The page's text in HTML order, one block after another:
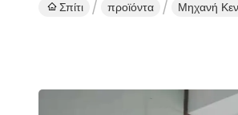
Σπίτι προϊόντα Μηχανή